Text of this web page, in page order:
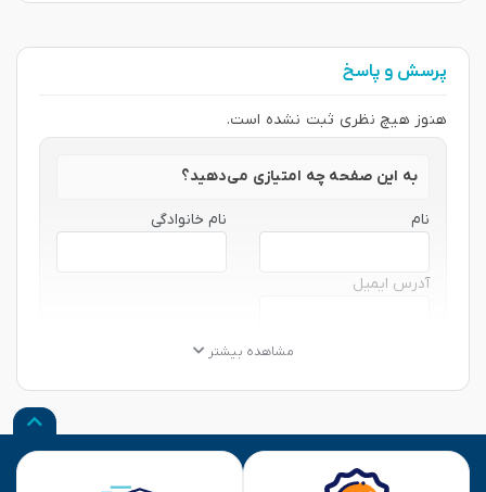
پرسش و پاسخ
هنوز هیچ نظری ثبت نشده است.
به این صفحه چه امتیازی می‌دهید؟
نام نام خانوادگی
آدرس ایمیل
★
مشاهده بیشتر